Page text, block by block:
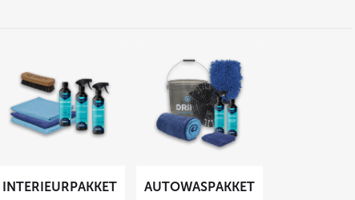
meer
Interieurpakket
INTERIEURPAKKET
Autowaspakket
AUTOWASPAKKET